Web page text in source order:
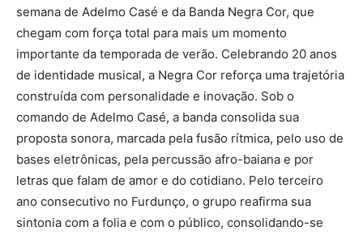
semana de Adelmo Casé e da Banda Negra Cor, que
chegam com força total para mais um momento
importante da temporada de verão. Celebrando 20 anos
de identidade musical, a Negra Cor reforça uma trajetória
construída com personalidade e inovação. Sob o
comando de Adelmo Casé, a banda consolida sua
proposta sonora, marcada pela fusão rítmica, pelo uso de
bases eletrônicas, pela percussão afro-baiana e por
letras que falam de amor e do cotidiano. Pelo terceiro
ano consecutivo no Furdunço, o grupo reafirma sua
sintonia com a folia e com o público, consolidando-se